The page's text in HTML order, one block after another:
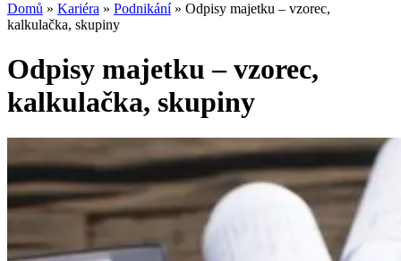
Domů » Kariéra » Podnikání» Odpisy majetku – vzorec,
kalkulačka, skupiny
Odpisy majetku – vzorec,
kalkulačka, skupiny